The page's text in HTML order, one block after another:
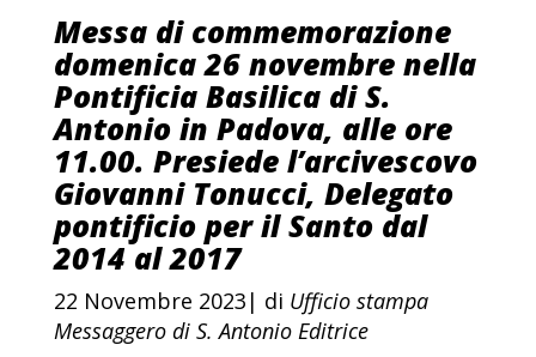
Messa di commemorazione
domenica 26 novembre nella
Pontificia Basilica di S.
Antonio in Padova, alle ore
11.00. Presiede l’arcivescovo
Giovanni Tonucci, Delegato
pontificio per il Santo dal
2014 al 2017
22 Novembre 2023| di Ufficio stampa
Messaggero di S. Antonio Editrice